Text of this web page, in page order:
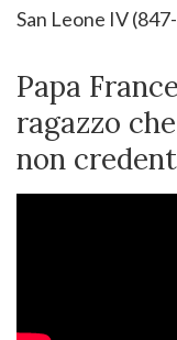
San Leone IV
Papa
ragazzo
non